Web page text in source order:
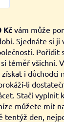
Kč vám může
Sjednáte si ji
Pořídit
téměř všichni.
i důchodci
li
Stačí vyplnit
můžete mít
tentýž den,